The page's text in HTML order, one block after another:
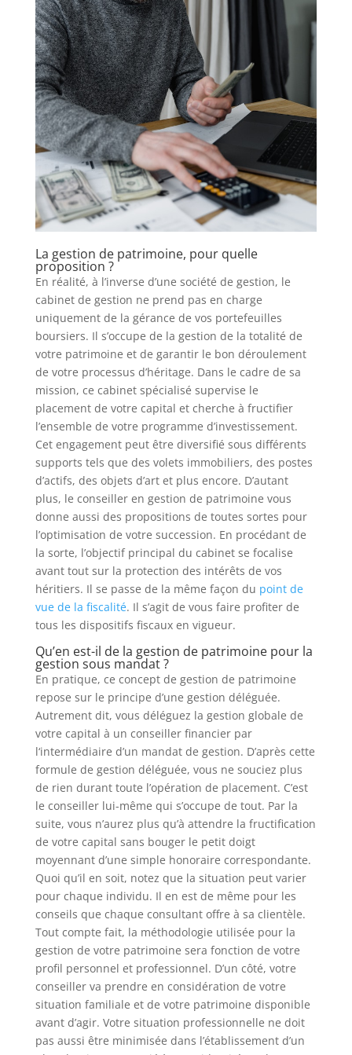
La gestion de patrimoine, pour quelle
proposition ?
En réalité, à l’inverse d’une société de gestion, le
cabinet de gestion ne prend pas en charge
uniquement de la gérance de vos portefeuilles
boursiers. Il s’occupe de la gestion de la totalité de
votre patrimoine et de garantir le bon déroulement
de votre processus d’héritage. Dans le cadre de sa
mission, ce cabinet spécialisé supervise le
placement de votre capital et cherche à fructifier
l’ensemble de votre programme d’investissement.
Cet engagement peut être diversifié sous différents
supports tels que des volets immobiliers, des postes
d’actifs, des objets d’art et plus encore. D’autant
plus, le conseiller en gestion de patrimoine vous
donne aussi des propositions de toutes sortes pour
l’optimisation de votre succession. En procédant de
la sorte, l’objectif principal du cabinet se focalise
avant tout sur la protection des intérêts de vos
héritiers. Il se passe de la même façon du point de
vue de la fiscalité. Il s’agit de vous faire profiter de
tous les dispositifs fiscaux en vigueur.
Qu’en est-il de la gestion de patrimoine pour la
gestion sous mandat ?
En pratique, ce concept de gestion de patrimoine
repose sur le principe d’une gestion déléguée.
Autrement dit, vous déléguez la gestion globale de
votre capital à un conseiller financier par
l‘intermédiaire d’un mandat de gestion. D’après cette
formule de gestion déléguée, vous ne souciez plus
de rien durant toute l’opération de placement. C’est
le conseiller lui-même qui s’occupe de tout. Par la
suite, vous n’aurez plus qu’à attendre la fructification
de votre capital sans bouger le petit doigt
moyennant d’une simple honoraire correspondante.
Quoi qu’il en soit, notez que la situation peut varier
pour chaque individu. Il en est de même pour les
conseils que chaque consultant offre à sa clientèle.
Tout compte fait, la méthodologie utilisée pour la
gestion de votre patrimoine sera fonction de votre
profil personnel et professionnel. D’un côté, votre
conseiller va prendre en considération de votre
situation familiale et de votre patrimoine disponible
avant d’agir. Votre situation professionnelle ne doit
pas aussi être minimisée dans l’établissement d’un